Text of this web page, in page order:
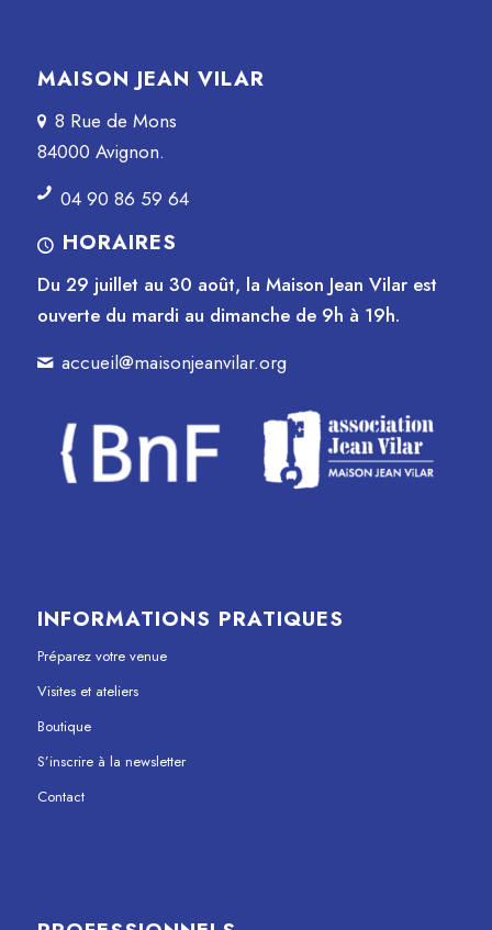
MAISON JEAN VILAR
8 Rue de Mons
84000 Avignon.
04 90 86 59 64
HORAIRES
Du 29 juillet au 30 août, la Maison Jean Vilar est
ouverte du mardi au dimanche de 9h à 19h.
accueil@maisonjeanvilar.org
INFORMATIONS PRATIQUES
Préparez votre venue
Visites et ateliers
Boutique
S’inscrire à la newsletter
Contact